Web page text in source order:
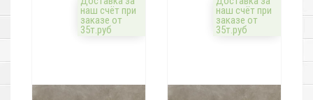
наш счёт при
заказе от
35т.руб
наш счёт при
заказе от
35т.руб